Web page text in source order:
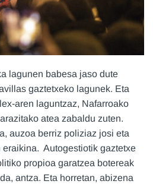
lagunen babesa jaso dute
gaztetxeko lagunek. Eta
aren laguntzaz, Nafarroako
atea zabaldu zuten.
auzoa berriz poliziaz josi eta
eraikina. Autogestiotik gaztetxe
propioa garatzea botereak
antza. Eta horretan, abizena